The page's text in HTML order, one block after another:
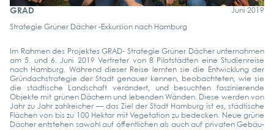
GRAD Juni 2019
Stra­te­gie Grü­ner Dächer ‑Exkur­si­on nach Ham­burg
Im Rah­men des Pro­jek­tes GRAD- Stra­te­gie Grü­ner Dächer unter­nah­men
am 5. und 6. Juni 2019 Ver­tre­ter von 8 Pilot­städ­ten eine Stu­di­en­rei­se
nach Ham­burg. Wäh­rend die­ser Rei­se lern­ten sie die Ent­wick­lung der
Gründ­ach­stra­te­gie der Stadt genau­er ken­nen, beob­ach­te­ten, wie sie
die städ­ti­sche Land­schaft ver­än­dert, und besuch­ten fas­zi­nie­ren­de
Objek­te mit grü­nen Dächern und leben­den Wän­den. Die­se wer­den von
Jahr zu Jahr zahl­rei­cher — das Ziel der Stadt Ham­burg ist es, städ­ti­sche
Flä­chen von bis zu 100 Hekt­ar mit Vege­ta­ti­on zu bede­cken. Neue grü­ne
Dächer ent­ste­hen sowohl auf öffent­li­chen als auch auf pri­va­ten Gebäu­